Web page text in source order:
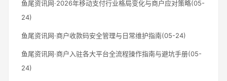
鱼尾资讯网·2026年移动支付行业格局变化与商户应对策略(05-
24)
鱼尾资讯网·商户收款码安全管理与日常维护指南(05-24)
鱼尾资讯网·商户入驻各大平台全流程操作指南与避坑手册(05-
24)